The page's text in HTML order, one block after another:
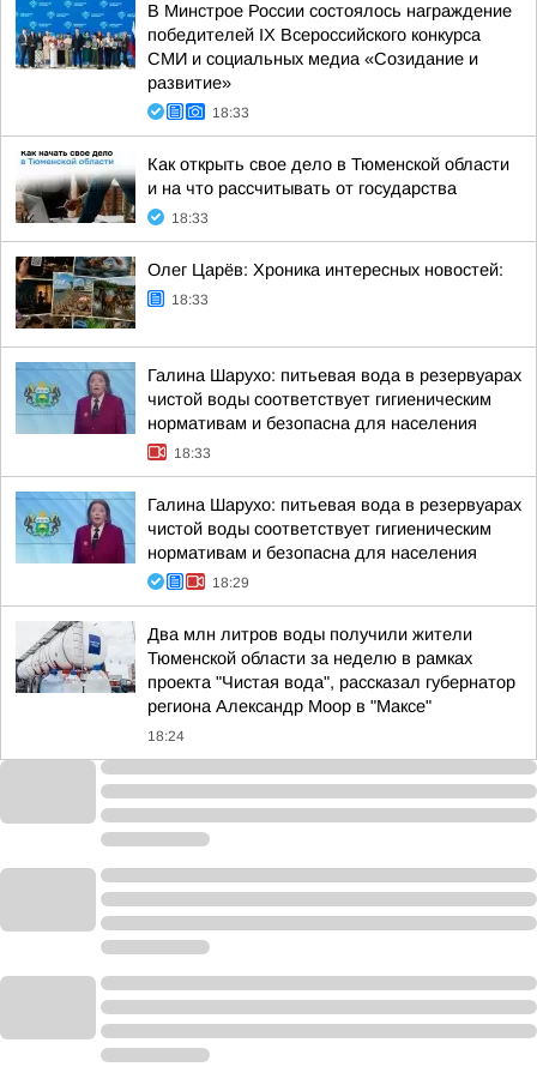
В Минстрое России состоялось награждение
победителей IX Всероссийского конкурса
СМИ и социальных медиа «Созидание и
развитие»
18:33
Как открыть свое дело в Тюменской области
и на что рассчитывать от государства
18:33
Олег Царёв: Хроника интересных новостей:
18:33
Галина Шарухо: питьевая вода в резервуарах
чистой воды соответствует гигиеническим
нормативам и безопасна для населения
18:33
Галина Шарухо: питьевая вода в резервуарах
чистой воды соответствует гигиеническим
нормативам и безопасна для населения
18:29
Два млн литров воды получили жители
Тюменской области за неделю в рамках
проекта "Чистая вода", рассказал губернатор
региона Александр Моор в "Максе"
18:24